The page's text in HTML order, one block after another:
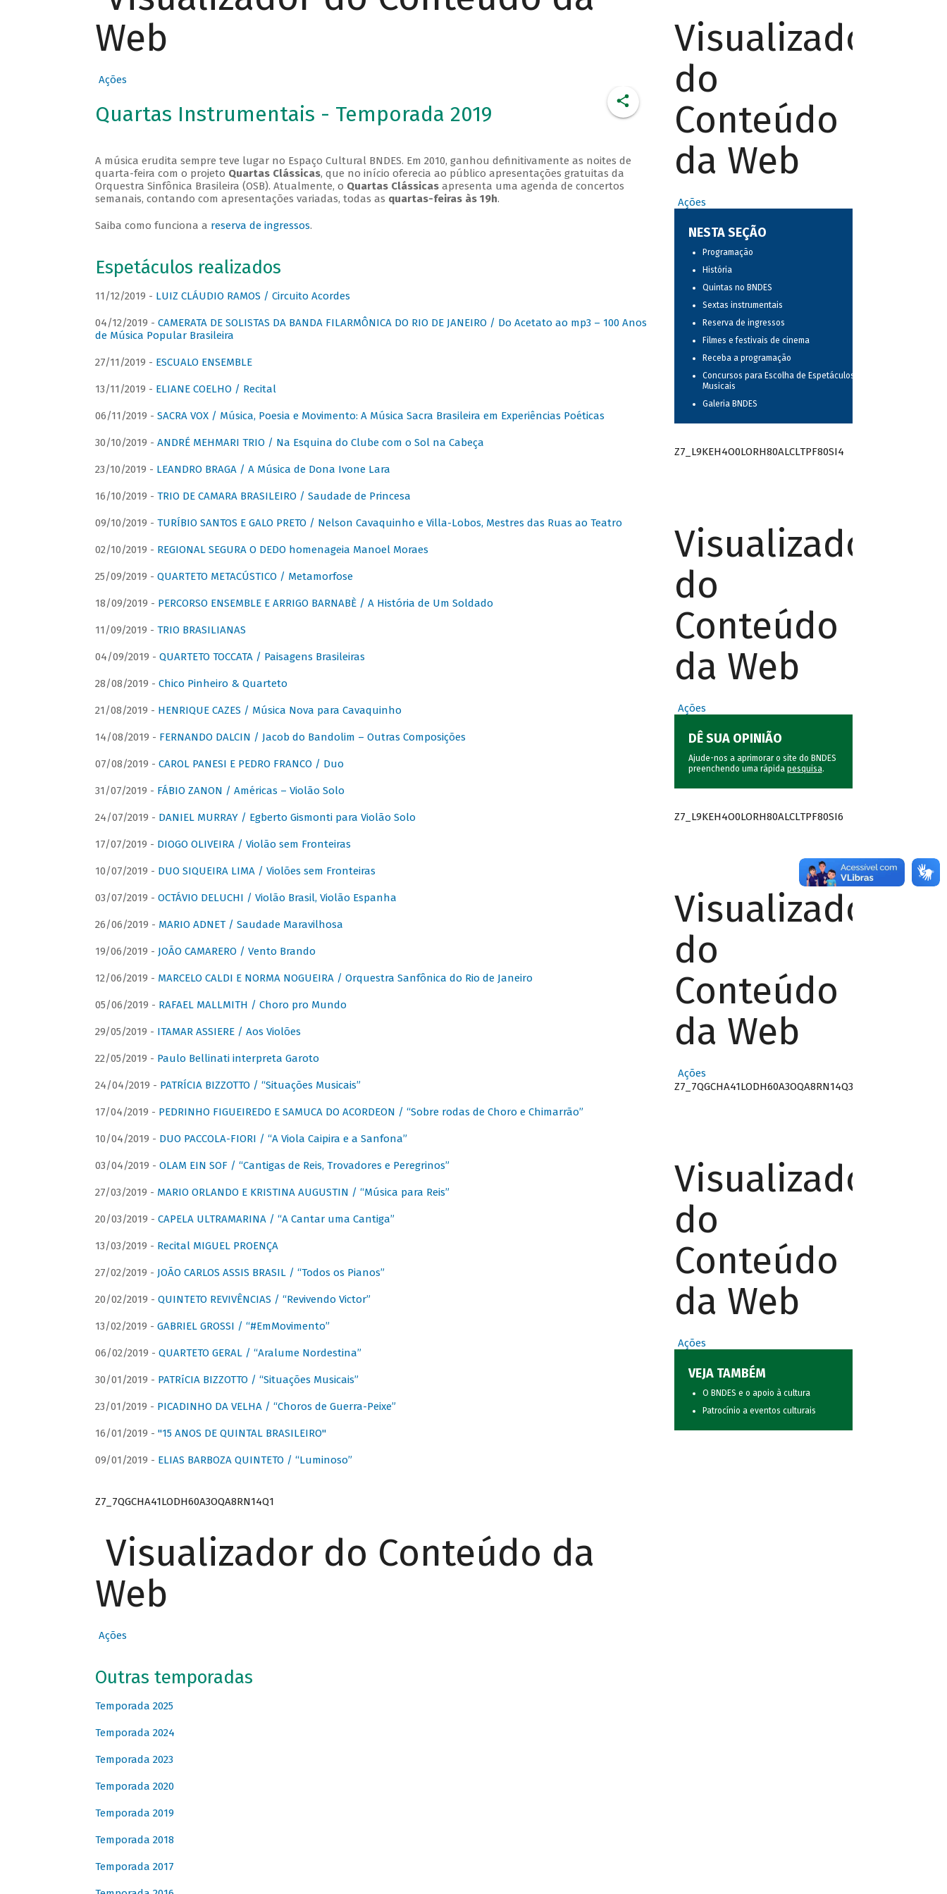
Web
Ações
Quartas Instrumentais - Temporada 2019
A música erudita sempre teve lugar no Espaço Cultural BNDES. Em 2010, ganhou definitivamente as noites de
quarta-feira com o projeto Quartas Clássicas, que no início oferecia ao público apresentações gratuitas da
Orquestra Sinfônica Brasileira (OSB). Atualmente, o Quartas Clássicasapresenta uma agenda de concertos
semanais, contando com apresentações variadas, todas as quartas-feiras às 19h.
Saiba como funciona a reserva de ingressos.
Espetáculos realizados
11/12/2019 - LUIZ CLÁUDIO RAMOS / Circuito Acordes
04/12/2019 - CAMERATA DE SOLISTAS DA BANDA FILARMÔNICA DO RIO DE JANEIRO / Do Acetato ao mp3 – 100 Anos
de Música Popular Brasileira
27/11/2019 - ESCUALO ENSEMBLE
13/11/2019 - ELIANE COELHO / Recital
06/11/2019 - SACRA VOX / Música, Poesia e Movimento: A Música Sacra Brasileira em Experiências Poéticas
30/10/2019 - ANDRÉ MEHMARI TRIO / Na Esquina do Clube com o Sol na Cabeça
23/10/2019 - LEANDRO BRAGA / A Música de Dona Ivone Lara
16/10/2019 - TRIO DE CAMARA BRASILEIRO / Saudade de Princesa
09/10/2019 - TURÍBIO SANTOS E GALO PRETO / Nelson Cavaquinho e Villa-Lobos, Mestres das Ruas ao Teatro
02/10/2019 - REGIONAL SEGURA O DEDO homenageia Manoel Moraes
25/09/2019 - QUARTETO METACÚSTICO / Metamorfose
18/09/2019 - PERCORSO ENSEMBLE E ARRIGO BARNABÈ / A História de Um Soldado
11/09/2019 - TRIO BRASILIANAS
04/09/2019 - QUARTETO TOCCATA / Paisagens Brasileiras
28/08/2019 - Chico Pinheiro & Quarteto
21/08/2019 - HENRIQUE CAZES / Música Nova para Cavaquinho
14/08/2019 - FERNANDO DALCIN / Jacob do Bandolim – Outras Composições
07/08/2019 - CAROL PANESI E PEDRO FRANCO / Duo
31/07/2019 - FÁBIO ZANON / Américas – Violão Solo
24/07/2019 - DANIEL MURRAY / Egberto Gismonti para Violão Solo
17/07/2019 - DIOGO OLIVEIRA / Violão sem Fronteiras
10/07/2019 - DUO SIQUEIRA LIMA / Violões sem Fronteiras
03/07/2019 - OCTÁVIO DELUCHI / Violão Brasil, Violão Espanha
26/06/2019 - MARIO ADNET / Saudade Maravilhosa
19/06/2019 - JOÃO CAMARERO / Vento Brando
12/06/2019 - MARCELO CALDI E NORMA NOGUEIRA / Orquestra Sanfônica do Rio de Janeiro
05/06/2019 - RAFAEL MALLMITH / Choro pro Mundo
29/05/2019 - ITAMAR ASSIERE / Aos Violões
22/05/2019 - Paulo Bellinati interpreta Garoto
24/04/2019 - PATRÍCIA BIZZOTTO / “Situações Musicais”
17/04/2019 - PEDRINHO FIGUEIREDO E SAMUCA DO ACORDEON / “Sobre rodas de Choro e Chimarrão”
10/04/2019 - DUO PACCOLA-FIORI / “A Viola Caipira e a Sanfona”
03/04/2019 - OLAM EIN SOF / “Cantigas de Reis, Trovadores e Peregrinos”
27/03/2019 - MARIO ORLANDO E KRISTINA AUGUSTIN / “Música para Reis”
20/03/2019 - CAPELA ULTRAMARINA / “A Cantar uma Cantiga”
13/03/2019 - Recital MIGUEL PROENÇA
27/02/2019 - JOÃO CARLOS ASSIS BRASIL / “Todos os Pianos”
20/02/2019 - QUINTETO REVIVÊNCIAS / “Revivendo Victor”
13/02/2019 - GABRIEL GROSSI / “#EmMovimento”
06/02/2019 - QUARTETO GERAL / “Aralume Nordestina”
30/01/2019 - PATRíCIA BIZZOTTO / “Situações Musicais”
23/01/2019 - PICADINHO DA VELHA / “Choros de Guerra-Peixe”
16/01/2019 - "15 ANOS DE QUINTAL BRASILEIRO"
09/01/2019 - ELIAS BARBOZA QUINTETO / “Luminoso”
Z7_7QGCHA41LODH60A3OQA8RN14Q1
Visualizador do Conteúdo da
Web
Ações
Outras temporadas
Temporada 2025
Temporada 2024
Temporada 2023
Temporada 2020
Temporada 2019
Temporada 2018
Temporada 2017
Visualizador
do
Conteúdo
da Web
Ações
NESTA SEÇÃO
Programação
História
Quintas no BNDES
Sextas instrumentais
Reserva de ingressos
Filmes e festivais de cinema
Receba a programação
Concursos para Escolha de Espetáculos
Musicais
Galeria BNDES
Z7_L9KEH4O0LORH80ALCLTPF80SI4
Visualizador
do
Conteúdo
da Web
Ações
DÊ SUA OPINIÃO
Ajude-nos a aprimorar o site do BNDES
preenchendo uma rápida pesquisa.
Z7_L9KEH4O0LORH80ALCLTPF80SI6
Visualizador
do
Conteúdo
da Web
Ações
Z7_7QGCHA41LODH60A3OQA8RN14Q3
Visualizador
do
Conteúdo
da Web
Ações
VEJA TAMBÉM
O BNDES e o apoio à cultura
Patrocínio a eventos culturais